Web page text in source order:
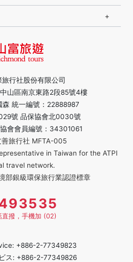
旅行社股份有限公司
山區南京東路2段85號4樓
森 統一編號：22888987
號 品保協會北0030號
會會員編號：34301061
善旅行社 MFTA-005
in Taiwan for the ATPI
travel network.
部銀級環保旅行業認證標章
直撥，手機加 (02)
+886-2-77349823
ス: +886-2-77349826